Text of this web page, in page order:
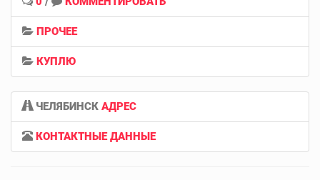
ПРОЧЕЕ
КУПЛЮ
ЧЕЛЯБИНСК АДРЕС
КОНТАКТНЫЕ ДАННЫЕ